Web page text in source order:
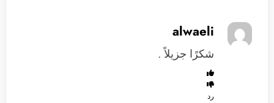
alwaeli
شكرًا جزيلاً .
رد